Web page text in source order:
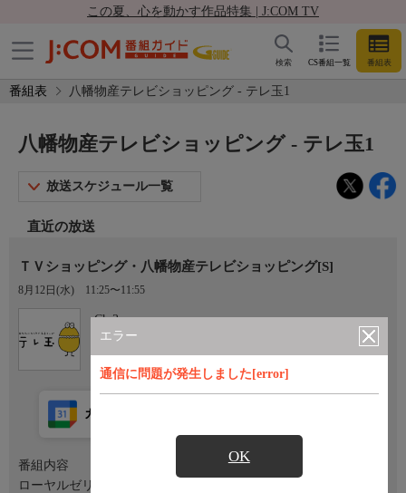
この夏、心を動かす作品特集 | J:COM TV
CS番組一覧 番組表
検索
番組表 八幡物産テレビショッピング - テレ玉1
エラー
通信に問題が発生しました[error]
OK
八幡物産テレビショッピング - テレ玉1
放送スケジュール一覧
直近の放送
ＴＶショッピング・八幡物産テレビショッピング[S]
8月12日(水) 11:25〜11:55
Ch.3
テレ玉1
カレンダー登録
番組内容
ローヤルゼリーゴールド800 0120-20-3838